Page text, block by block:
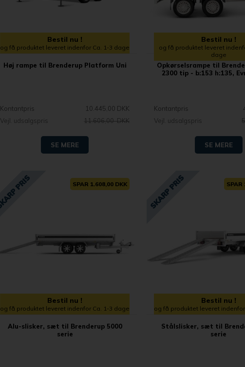
Bestil nu !
og få produktet leveret indenfor Ca. 1-3 dage
Høj rampe til Brenderup Platform Uni
Kontantpris
10.445,00 DKK
Vejl. udsalgspris
11.606,00 DKK
SE MERE
Bestil nu !
og få produktet leveret
dage
Opkørselsrampe til
2300 tip - b:153 h:135,
Kontantpris
Vejl. udsalgspris
SE MERE
SPAR 1.608,00 DKK
Bestil nu !
og få produktet leveret indenfor Ca. 1-3 dage
Alu-slisker, sæt til Brenderup 5000
serie
SPAR
Bestil nu !
og få produktet leveret
Stålslisker, sæt til
serie